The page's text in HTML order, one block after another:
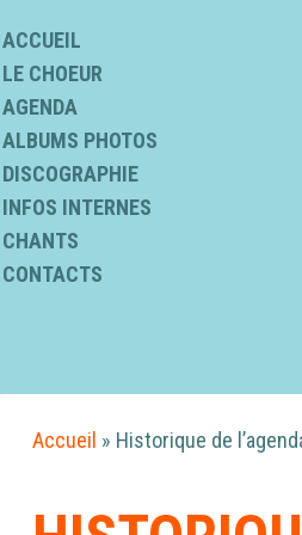
ACCUEIL
LE CHOEUR
AGENDA
ALBUMS PHOTOS
DISCOGRAPHIE
INFOS INTERNES
CHANTS
CONTACTS
Accueil » Historique de